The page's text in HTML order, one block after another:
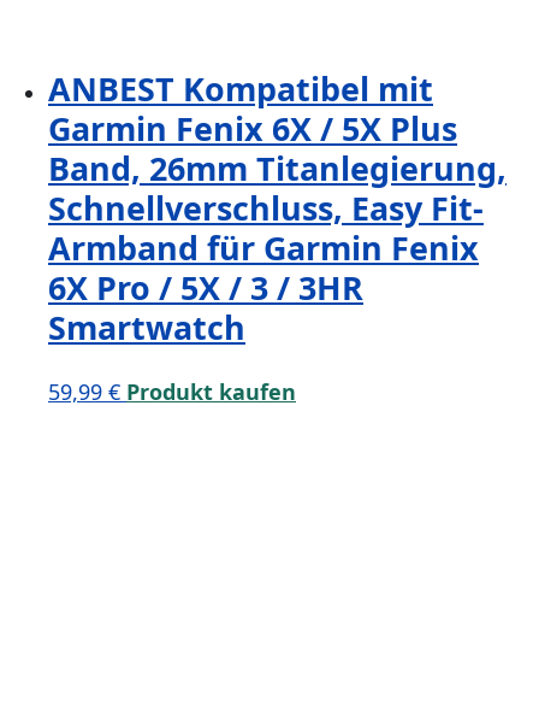
ANBEST Kompatibel mit
Garmin Fenix 6X / 5X Plus
Band, 26mm Titanlegierung,
Schnellverschluss, Easy Fit-
Armband für Garmin Fenix
6X Pro / 5X / 3 / 3HR
Smartwatch
59,99 € Produkt kaufen